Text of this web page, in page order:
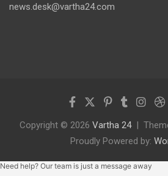
news.desk@vartha24.com
Copyright © 2026 Vartha 24
Proudly Powered by:
Need help? Our team is just a message away